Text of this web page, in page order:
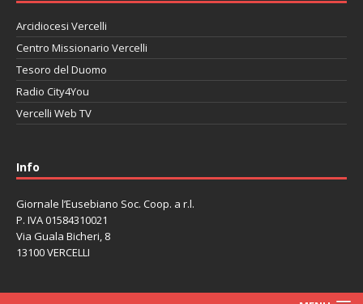
Arcidiocesi Vercelli
Centro Missionario Vercelli
Tesoro del Duomo
Radio City4You
Vercelli Web TV
Info
Giornale l’Eusebiano Soc. Coop. a r.l.
P. IVA 01584310021
Via Guala Bicheri, 8
13100 VERCELLI